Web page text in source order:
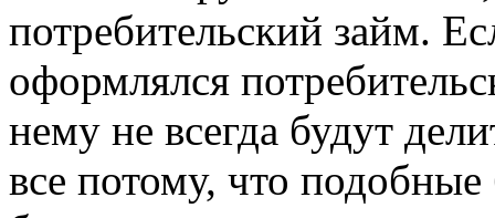
потребительский займ.
оформлялся
нему не всегда будут
все потому, что